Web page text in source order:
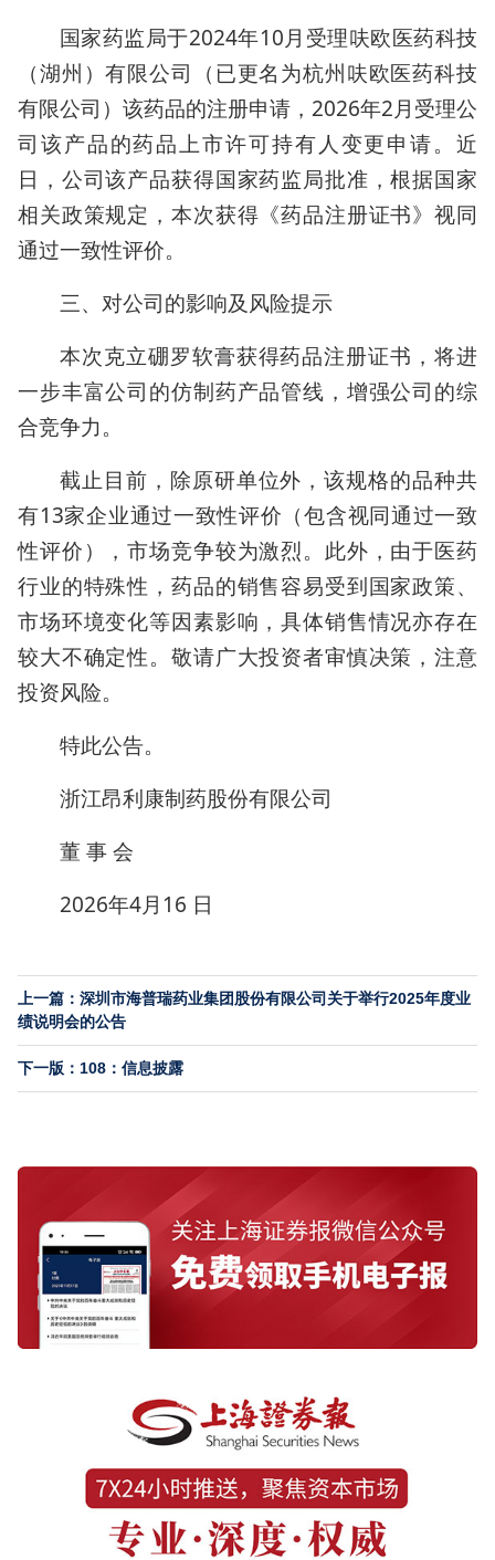
国家药监局于2024年10月受理呋欧医药科技
（湖州）有限公司（已更名为杭州呋欧医药科技
有限公司）该药品的注册申请，2026年2月受理公
司该产品的药品上市许可持有人变更申请。近
日，公司该产品获得国家药监局批准，根据国家
相关政策规定，本次获得《药品注册证书》视同
通过一致性评价。
三、对公司的影响及风险提示
本次克立硼罗软膏获得药品注册证书，将进
一步丰富公司的仿制药产品管线，增强公司的综
合竞争力。
截止目前，除原研单位外，该规格的品种共
有13家企业通过一致性评价（包含视同通过一致
性评价），市场竞争较为激烈。此外，由于医药
行业的特殊性，药品的销售容易受到国家政策、
市场环境变化等因素影响，具体销售情况亦存在
较大不确定性。敬请广大投资者审慎决策，注意
投资风险。
特此公告。
浙江昂利康制药股份有限公司
董 事 会
2026年4月16 日
上一篇：深圳市海普瑞药业集团股份有限公司关于举行2025年度业
绩说明会的公告
下一版：108：信息披露